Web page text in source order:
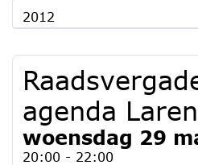
2012
agenda Laren
woensdag 29
20:00 - 22:00